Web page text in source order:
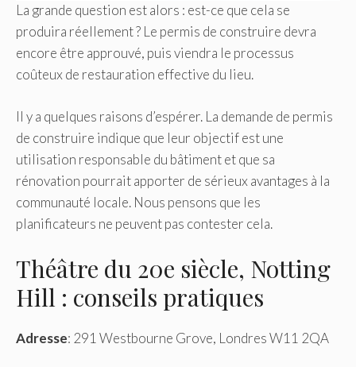
La grande question est alors : est-ce que cela se
produira réellement ? Le permis de construire devra
encore être approuvé, puis viendra le processus
coûteux de restauration effective du lieu.
Il y a quelques raisons d’espérer. La demande de permis
de construire indique que leur objectif est une
utilisation responsable du bâtiment et que sa
rénovation pourrait apporter de sérieux avantages à la
communauté locale. Nous pensons que les
planificateurs ne peuvent pas contester cela.
Théâtre du 20e siècle, Notting
Hill : conseils pratiques
Adresse: 291 Westbourne Grove, Londres W11 2QA